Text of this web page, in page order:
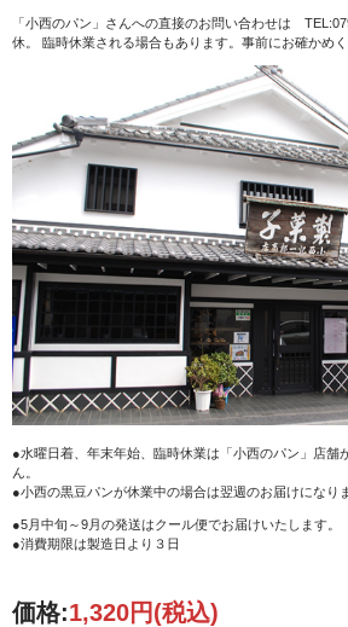
「小西のパン」さんへの直接のお問い合わせは
休。 臨時休業される場合もあります。事前にお確かめく
●水曜日着、年末年始、臨時休業は「小西のパン」店舗
ん。
●小西の黒豆パンが休業中の場合は翌週のお届けになり
●5月中旬～9月の発送はクール便でお届けいたします。
●消費期限は製造日より３日
価格:1,320円(税込)